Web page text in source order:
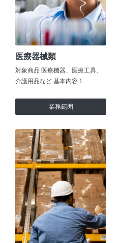
医療器械類
対象商品 医療機器、医療工具、
介護用品など 基本内容 1. …
業務範囲